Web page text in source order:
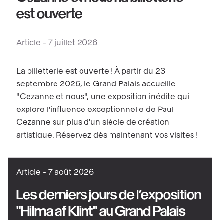
Voir
contenu
Cezanne
et
nous
billetterie
Article - 7 juillet 2026
est ouverte
La billetterie est ouverte ! À partir du 23
septembre 2026, le Grand Palais accueille
"Cezanne et nous", une exposition inédite qui
explore l'influence exceptionnelle de Paul
Cezanne sur plus d'un siècle de création
artistique. Réservez dès maintenant vos visites !
Voir
Les derniers jours de l’exposition
"Hilma af Klint" au Grand Palais
Article - 7 août 2026